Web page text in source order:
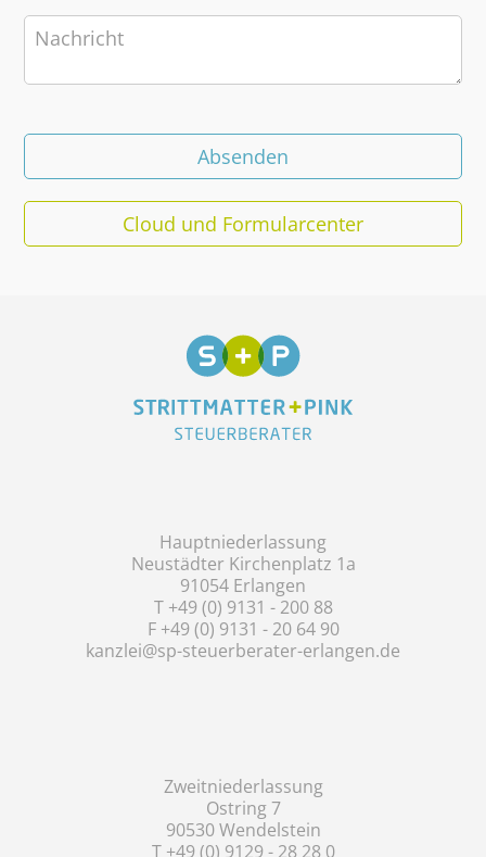
Cloud und Formularcenter
Hauptniederlassung
Neustädter Kirchenplatz 1a
91054 Erlangen
T +49 (0) 9131 - 200 88
F +49 (0) 9131 - 20 64 90
kanzlei@sp-steuerberater-erlangen.de
Zweitniederlassung
Ostring 7
90530 Wendelstein
T +49 (0) 9129 - 28 28 0